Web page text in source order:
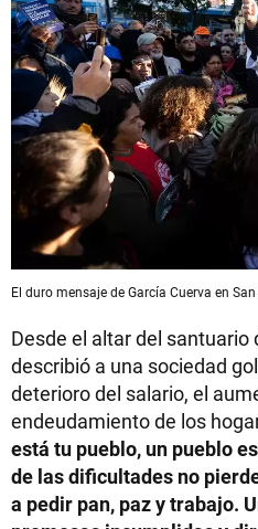
El duro mensaje de García Cuerva en
Desde el altar del santuario
describió a una sociedad
deterioro del salario, el
endeudamiento de los
está tu pueblo, un pueblo
de las dificultades no
a pedir pan, paz y trabajo.